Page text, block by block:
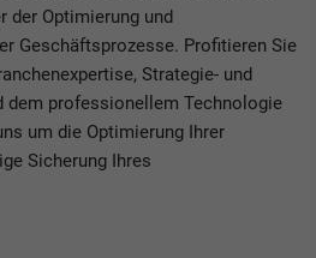
der Optimierung und
Geschäftsprozesse. Profitieren Sie
Strategie- und
dem professionellem Technologie
um die Optimierung Ihrer
Sicherung Ihres